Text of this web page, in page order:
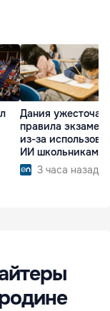
Дания
правила
из-за
ИИ школьниками
3 часа назад